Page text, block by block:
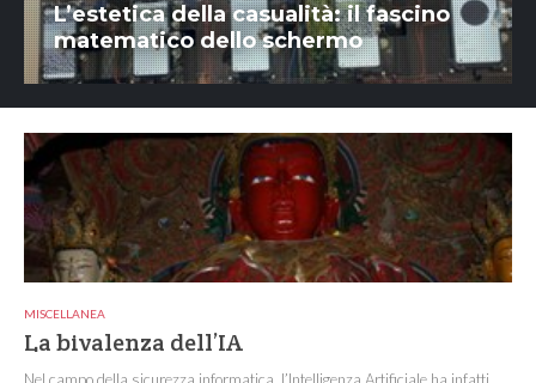
L’estetica della casualità: il fascino
matematico dello schermo
MISCELLANEA
La bivalenza dell’IA